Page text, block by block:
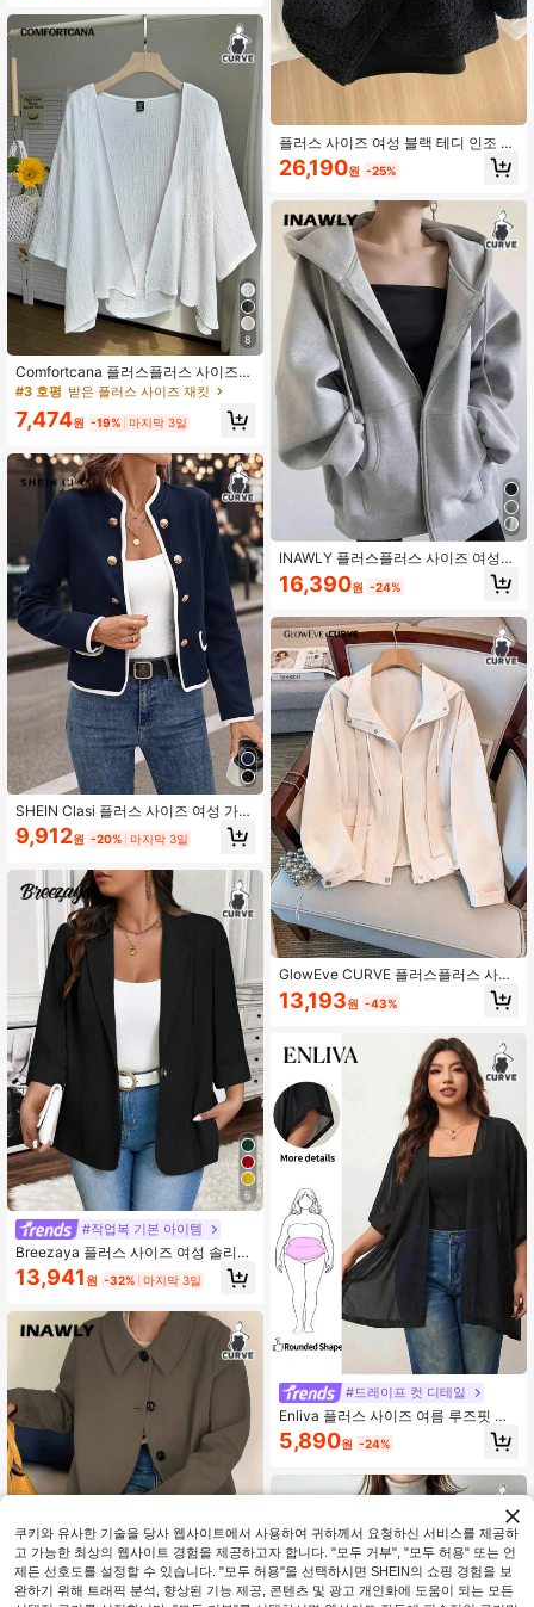
8
Comfortcana 플러스플러스 사이즈
경량 짧은 흰색 재킷, 가을/겨울용 여
#3 호평 받은 플러스 사이즈 재킷
7,474원 -19% 마지막 3일
SHEIN Clasi 플러스 사이즈 여성 가을
라펠 긴 소매 더블 브레스트 캐주얼 재
킷
9,912원 -20% 마지막 3일
6
#작업복 기본 아이템
Breezaya 플러스 사이즈 여성 솔리드
컬러 미드 기장 소매 전면 버튼 캐주얼
블레이저 재킷
13,941 원 -32% 마지막 3일
플러스 사이즈 여성 블랙 테디 인조 모
피 버튼 프론트 긴팔 가디건 재킷, 약
간의 신축성이 있는 패셔너블한 겨울
26,190원 -25%
INAWLY 플러스플러스 사이즈 여성
루즈 캐주얼 후드 집업 가디건
16,390원 -24%
GlowEve CURVE 플러스플러스 사이
즈 여성 솔리드 컬러 긴팔 지퍼 프론트
끈 후드 재킷
13,193원 -43%
#드레이프 컷 디테일
Enliva 플러스 사이즈 여름 루즈핏 시
스루 기모노 재킷, 휴가용 커버업 케이
프 코트, 사과형 및 둥근 체형용
5,890원 -24%
쿠키와 유사한 기술을 당사 웹사이트에서 사용하여 귀하께서 요청하신 서비스를 제공하
고 가능한 최상의 웹사이트 경험을 제공하고자 합니다. "모두 거부", "모두 허용" 또는 언
제든 선호도를 설정할 수 있습니다. "모두 허용"을 선택하시면 SHEIN의 쇼핑 경험을 보
완하기 위해 트래픽 분석, 향상된 기능 제공, 콘텐츠 및 광고 개인화에 도움이 되는 모든